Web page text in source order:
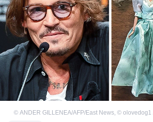
© ANDER GILLENEA/AFP/East News © olovedog1